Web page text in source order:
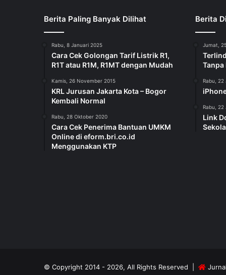
Berita Paling Banyak Dilihat
Rabu, 8 Januari 2025
Cara Cek Golongan Tarif Listrik R1,
R1T atau R1M, R1MT dengan Mudah
Kamis, 26 November 2015
KRL Jurusan Jakarta Kota – Bogor
Kembali Normal
Rabu, 28 Oktober 2020
Cara Cek Penerima Bantuan UMKM
Online di eform.bri.co.id
Menggunakan KTP
Berita
Jumat,
Tanpa
Rabu, 22
Rabu, 22
Link
© Copyright 2014 - 2026, All Rights Reserved |